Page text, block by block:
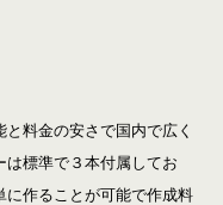
料金の安さで国内で広く
標準で３本付属してお
に作ることが可能で作成料